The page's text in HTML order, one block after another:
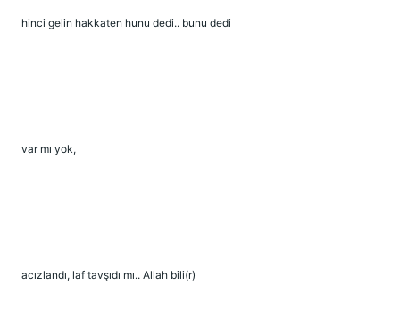
hinci gelin hakkaten hunu dedi.. bunu dedi
var mı yok,
acızlandı, laf tavşıdı mı.. Allah bili(r)